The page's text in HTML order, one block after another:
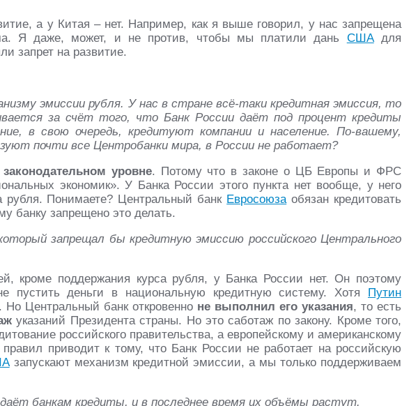
а у Китая – нет. Например, как я выше говорил, у нас запрещена
Я даже, может, и не против, чтобы мы платили дань СШАдля
запрет на развитие.
эмиссии рубля. У нас в стране всё-таки кредитная эмиссия, то
за счёт того, что Банк России даёт под процент кредиты
в свою очередь, кредитуют компании и население. По-вашему,
почти все Центробанки мира, в России не работает?
уровне. Потому что в законе о ЦБ Европы и ФРС
экономик». У Банка России этого пункта нет вообще, у него
рубля. Понимаете? Центральный банк Евросоюзаобязан кредитовать
банку запрещено это делать.
запрещал бы кредитную эмиссию российского Центрального
кроме поддержания курса рубля, у Банка России нет. Он поэтому
пустить деньги в национальную кредитную систему. Хотя Путин
Центральный банк откровенно не выполнил его указания, то есть
указаний Президента страны. Но это саботаж по закону. Кроме того,
российского правительства, а европейскому и американскому
приводит к тому, что Банк России не работает на российскую
запускают механизм кредитной эмиссии, а мы только поддерживаем
банкам кредиты, и в последнее время их объёмы растут.